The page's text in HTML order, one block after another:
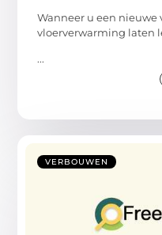
Wanneer u een
vloerverwarming laten
...
VERBOUWEN